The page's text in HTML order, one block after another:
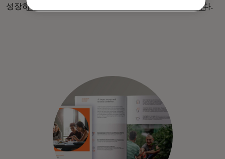
성장하는 고객층과 지속적인 관계를 구축해야 할 때입니다.